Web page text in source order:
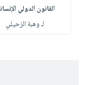
القانون الدولي
لـ وهبة الزحيلي